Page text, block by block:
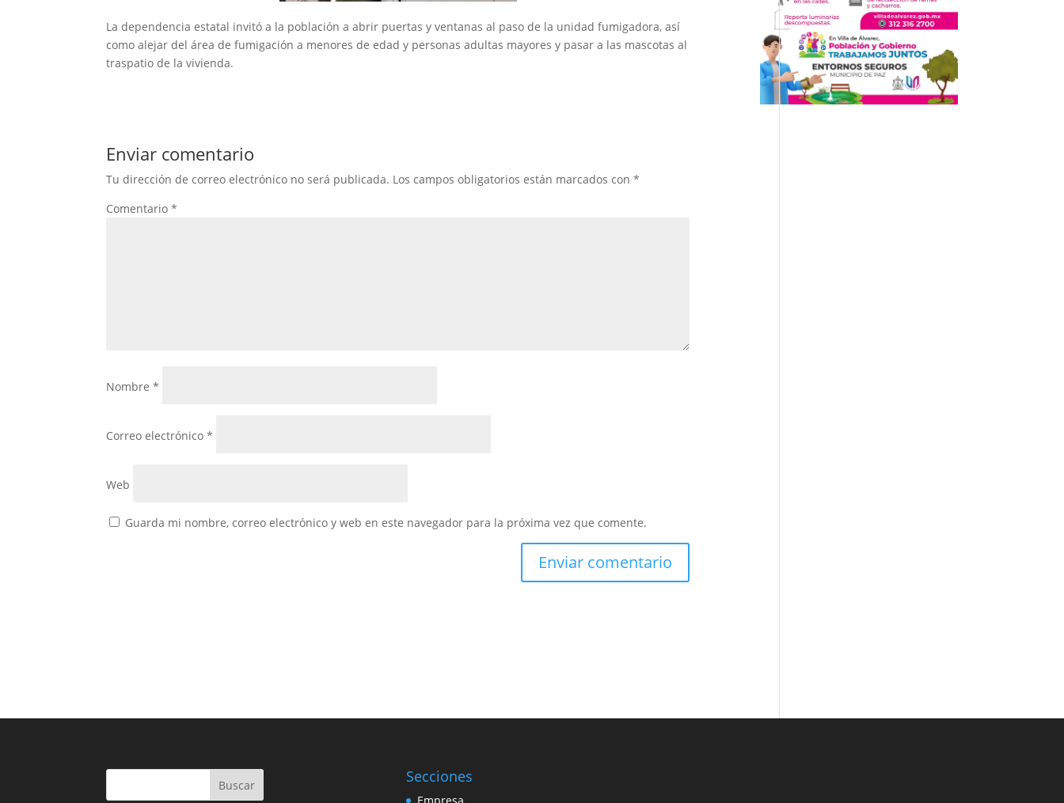
La dependencia estatal invitó a la población a abrir puertas y ventanas al paso de la unidad fumigadora, así
como alejar del área de fumigación a menores de edad y personas adultas mayores y pasar a las mascotas al
traspatio de la vivienda.
Enviar comentario
Tu dirección de correo electrónico no será publicada. Los campos obligatorios están marcados con*
Comentario*
Nombre*
Correo electrónico*
Web
Guarda mi nombre, correo electrónico y web en este navegador para la próxima vez que comente.
Buscar Secciones